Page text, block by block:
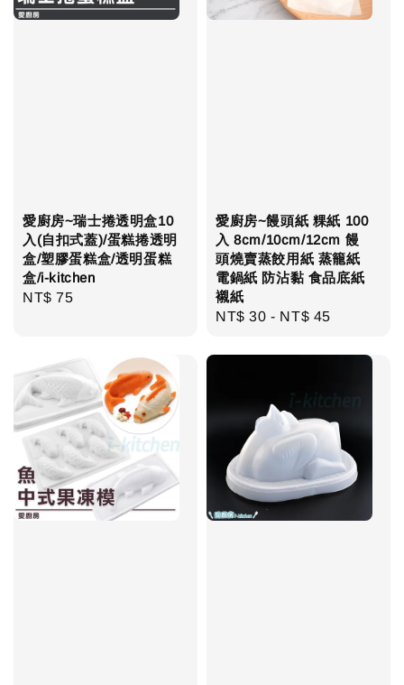
愛廚房~瑞士捲透明盒10
入(自扣式蓋)/蛋糕捲透明
盒/塑膠蛋糕盒/透明蛋糕
盒/i-kitchen
Regular
NT$ 75
愛廚房~饅頭紙 粿紙 100
入 8cm/10cm/12cm 饅
頭燒賣蒸餃用紙 蒸籠紙
電鍋紙 防沾黏 食品底紙
襯紙
Regular
NT$ 30 - NT$ 45